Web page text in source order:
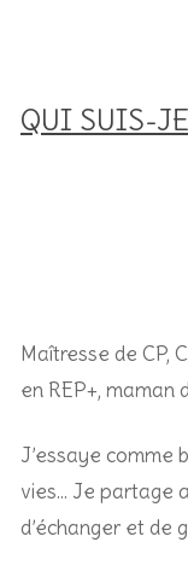
QUI SUIS-
Maîtresse de CP,
en REP+, maman
J’essaye comme
vies… Je partage
d’échanger et de